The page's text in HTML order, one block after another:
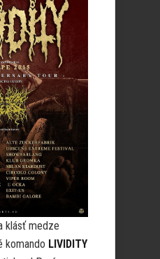
klásť medze
komando LIVIDITY